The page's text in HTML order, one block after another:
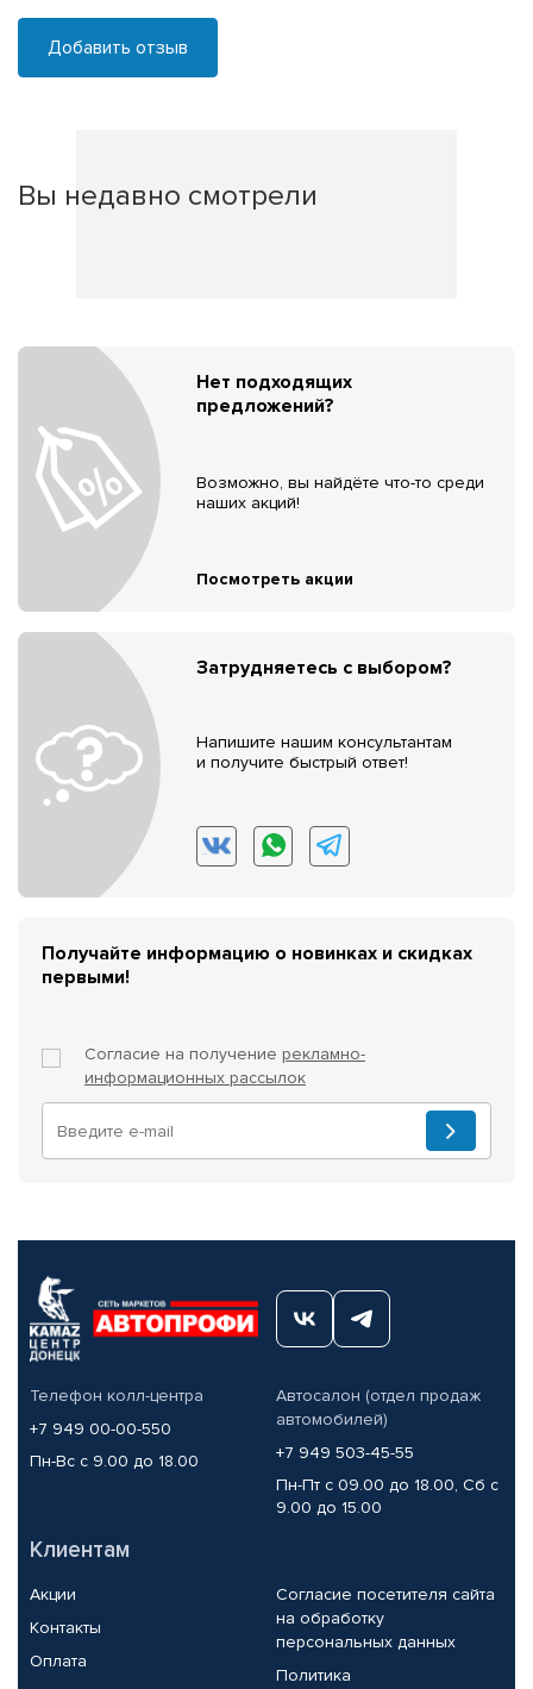
Добавить отзыв
Вы недавно смотрели
Нет подходящих
предложений?
Возможно, вы найдёте что-то среди
наших акций!
Посмотреть акции
Затрудняетесь с выбором?
Напишите нашим консультантам
и получите быстрый ответ!
Получайте информацию о новинках и скидках
первыми!
Согласие на получение рекламно-
информационных рассылок
Телефон колл-центра
+7 949 00-00-550
Пн-Вс с 9.00 до 18.00
Автосалон (отдел продаж
автомобилей)
+7 949 503-45-55
Пн-Пт с 09.00 до 18.00, Сб с
9.00 до 15.00
Клиентам
Акции
Контакты
Оплата
Согласие посетителя сайта
на обработку
персональных данных
Политика